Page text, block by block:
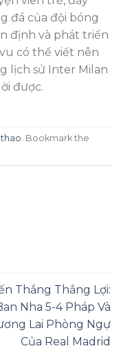
đá của đội bóng
định và phát triển
có thể viết nên
lịch sử Inter Milan
được.
. Bookmark the
Thắng Thắng Lợi:
Nha 5-4 Pháp Và
Lai Phòng Ngự
Của Real Madrid